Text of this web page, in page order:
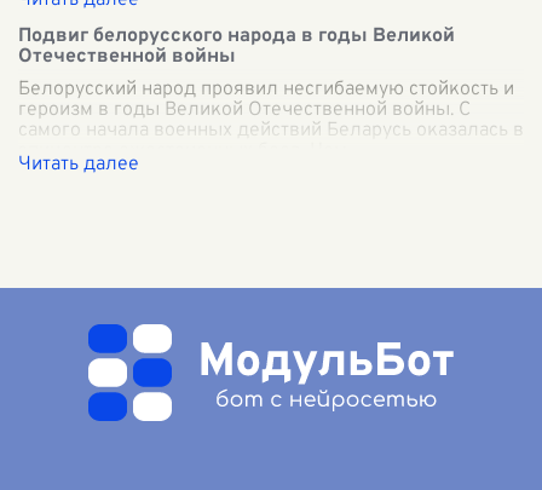
Подвиг белорусского народа в годы Великой
Отечественной войны
Белорусский народ проявил несгибаемую стойкость и
героизм в годы Великой Отечественной войны. С
самого начала военных действий Беларусь оказалась в
эпицентре ожесточенных боев. Нем